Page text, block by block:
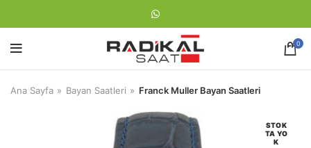
0
Ana Sayfa Bayan Saatleri Franck Muller Bayan Saatleri
STOK
TA YO
K